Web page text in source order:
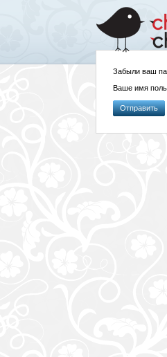
Забыли ваш
Ваше имя
Отправить